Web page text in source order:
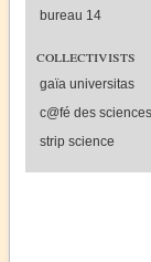
bureau 14
collectivists
gaïa universitas
c@fé des sciences
strip science